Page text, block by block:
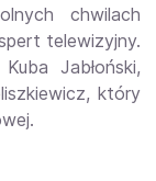
chwilach
telewizyjny.
Jabłoński,
który